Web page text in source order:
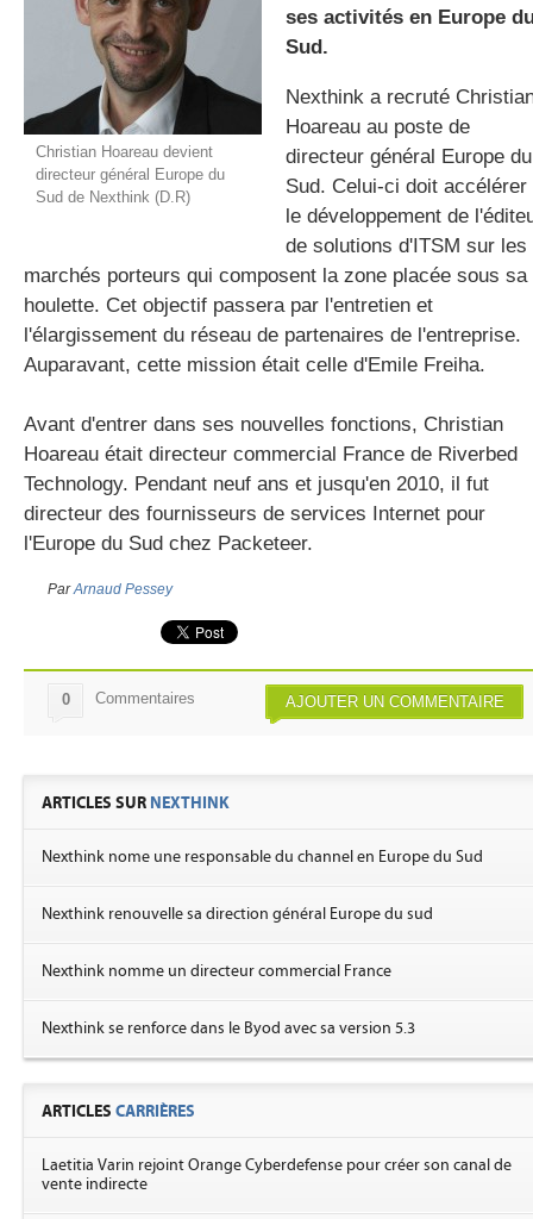
Christian Hoareau devient
directeur général Europe du
Sud de Nexthink (D.R)
ses activités en Europe
Sud.
Nexthink a recruté
Hoareau au poste de
directeur général Europe du
Sud. Celui-ci doit accélérer
le développement de
de solutions d'ITSM sur les
marchés porteurs qui composent la zone placée sous sa
houlette. Cet objectif passera par l'entretien et
l'élargissement du réseau de partenaires de l'entreprise.
Auparavant, cette mission était celle d'Emile Freiha.
Avant d'entrer dans ses nouvelles fonctions, Christian
Hoareau était directeur commercial France de Riverbed
Technology. Pendant neuf ans et jusqu'en 2010, il fut
directeur des fournisseurs de services Internet pour
l'Europe du Sud chez Packeteer.
ParArnaud Pessey
AJOUTER UN COMMENTAIRE
0 Commentaires
ARTICLES SUR NEXTHINK
Nexthink nome une responsable du channel en Europe du Sud
Nexthink renouvelle sa direction général Europe du sud
Nexthink nomme un directeur commercial France
Nexthink se renforce dans le Byod avec sa version 5.3
ARTICLES CARRIÈRES
Laetitia Varin rejoint Orange Cyberdefense pour créer son canal de
vente indirecte